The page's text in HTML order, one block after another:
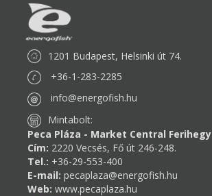
1201 Budapest, Helsinki út 74.
+36-1-283-2285
info@energofish.hu
Mintabolt:
Peca Pláza - Market Central Ferihegy
Cím: 2220 Vecsés, Fő út 246-248.
Tel.: +36-29-553-400
E-mail: pecaplaza@energofish.hu
Web: www.pecaplaza.hu